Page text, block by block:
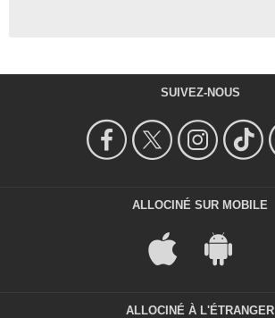
SUIVEZ-NOUS
ALLOCINÉ SUR MOBILE
ALLOCINÉ À L'ÉTRANGER